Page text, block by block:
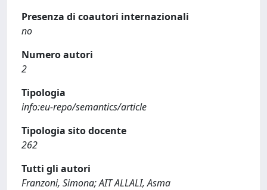
Presenza di coautori internazionali
no
Numero autori
2
Tipologia
info:eu-repo/semantics/article
Tipologia sito docente
262
Tutti gli autori
Franzoni, Simona; AIT ALLALI, Asma